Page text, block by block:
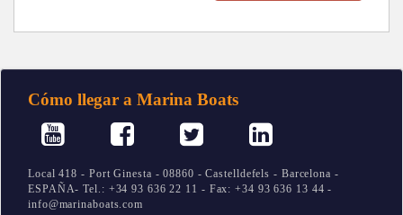
Cómo llegar a Marina Boats
Local 418 - Port Ginesta - 08860 - Castelldefels - Barcelona -
ESPAÑA- Tel.: +34 93 636 22 11 - Fax: +34 93 636 13 44 -
info@marinaboats.com